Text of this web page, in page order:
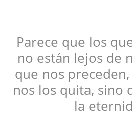
Parece que los
no están lejos de
que nos
nos los quita, sino
la